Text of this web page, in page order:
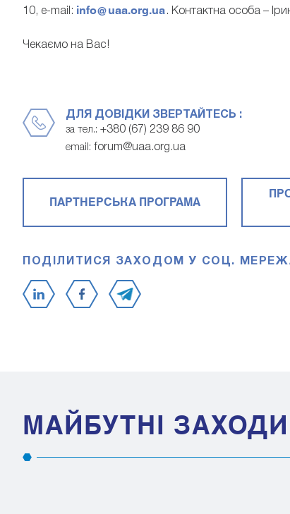
10, e-mail: info@uaa.org.ua . Контактна особа –
Чекаємо на Вас!
ДЛЯ ДОВІДКИ ЗВЕРТАЙТЕСЬ :
за тел.: +380 (67) 239 86 90
email: forum@uaa.org.ua
ПАРТНЕРСЬКА ПРОГРАМА
ПОДІЛИТИСЯ ЗАХОДОМ У СОЦ.
МАЙБУТНІ ЗАХОДИ